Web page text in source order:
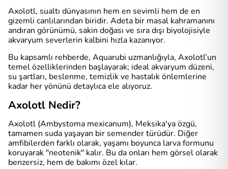
Axolotl, sualtı dünyasının hem en sevimli hem de en
gizemli canlılarından biridir. Adeta bir masal kahramanını
andıran görünümü, sakin doğası ve sıra dışı biyolojisiyle
akvaryum severlerin kalbini hızla kazanıyor.
Bu kapsamlı rehberde, Aquarubi uzmanlığıyla, Axolotl’un
temel özelliklerinden başlayarak; ideal akvaryum düzeni,
su şartları, beslenme, temizlik ve hastalık önlemlerine
kadar her yönünü detaylıca ele alıyoruz.
Axolotl Nedir?
Axolotl (Ambystoma mexicanum), Meksika'ya özgü,
tamamen suda yaşayan bir semender türüdür. Diğer
amfibilerden farklı olarak, yaşamı boyunca larva formunu
koruyarak "neotenik" kalır. Bu da onları hem görsel olarak
benzersiz, hem de bakımı özel kılar.